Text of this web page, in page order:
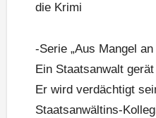
die Krimi
-Serie „Aus Mangel
Ein Staatsanwalt
Er wird verdächtigt
Staatsanwältins-